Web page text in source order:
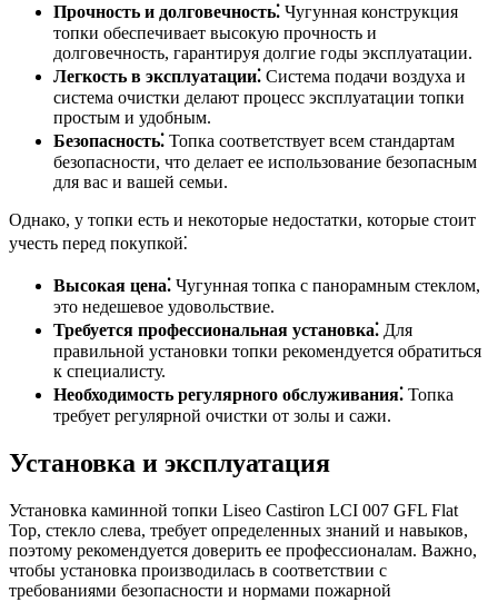
Прочность и долговечность⁚ Чугунная конструкция
топки обеспечивает высокую прочность и
долговечность, гарантируя долгие годы эксплуатации.
Легкость в эксплуатации⁚ Система подачи воздуха и
система очистки делают процесс эксплуатации топки
простым и удобным.
Безопасность⁚ Топка соответствует всем стандартам
безопасности, что делает ее использование безопасным
для вас и вашей семьи.
Однако, у топки есть и некоторые недостатки, которые стоит
учесть перед покупкой⁚
Высокая цена⁚ Чугунная топка с панорамным стеклом,
это недешевое удовольствие.
Требуется профессиональная установка⁚ Для
правильной установки топки рекомендуется обратиться
к специалисту.
Необходимость регулярного обслуживания⁚ Топка
требует регулярной очистки от золы и сажи.
Установка и эксплуатация
Установка каминной топки Liseo Castiron LCI 007 GFL Flat
Top, стекло слева, требует определенных знаний и навыков,
поэтому рекомендуется доверить ее профессионалам. Важно,
чтобы установка производилась в соответствии с
требованиями безопасности и нормами пожарной